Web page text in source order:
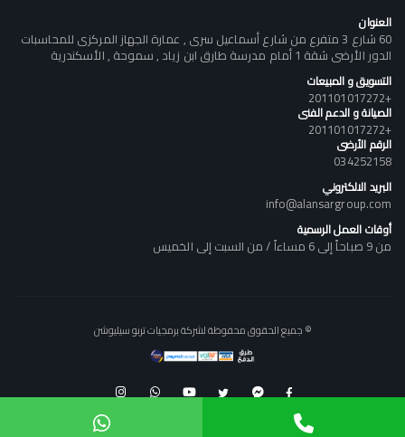
العنوان
60 شارع 3 متفرع من شارع أسماعيل سرى , عمارة الجهاز المركزى للمحاسبات
الدور الأرضى شقة 1 أمام مدرسة طارق ابن زياد , سموحة , الأسكندرية
التسويق و المبيعات
+201101017272
الصيانة و الدعم الفنى
+201101017272
الرقم الأرضى
034252158
البريد الالكتروني
info@alansargroup.com
أوقات العمل الرسمية
من 9 صباحاً إلى 6 مساءاً / من السبت إلى الخميس
© جميع الحقوق محفوظة لشركة برمجيات تربو سيليوشن